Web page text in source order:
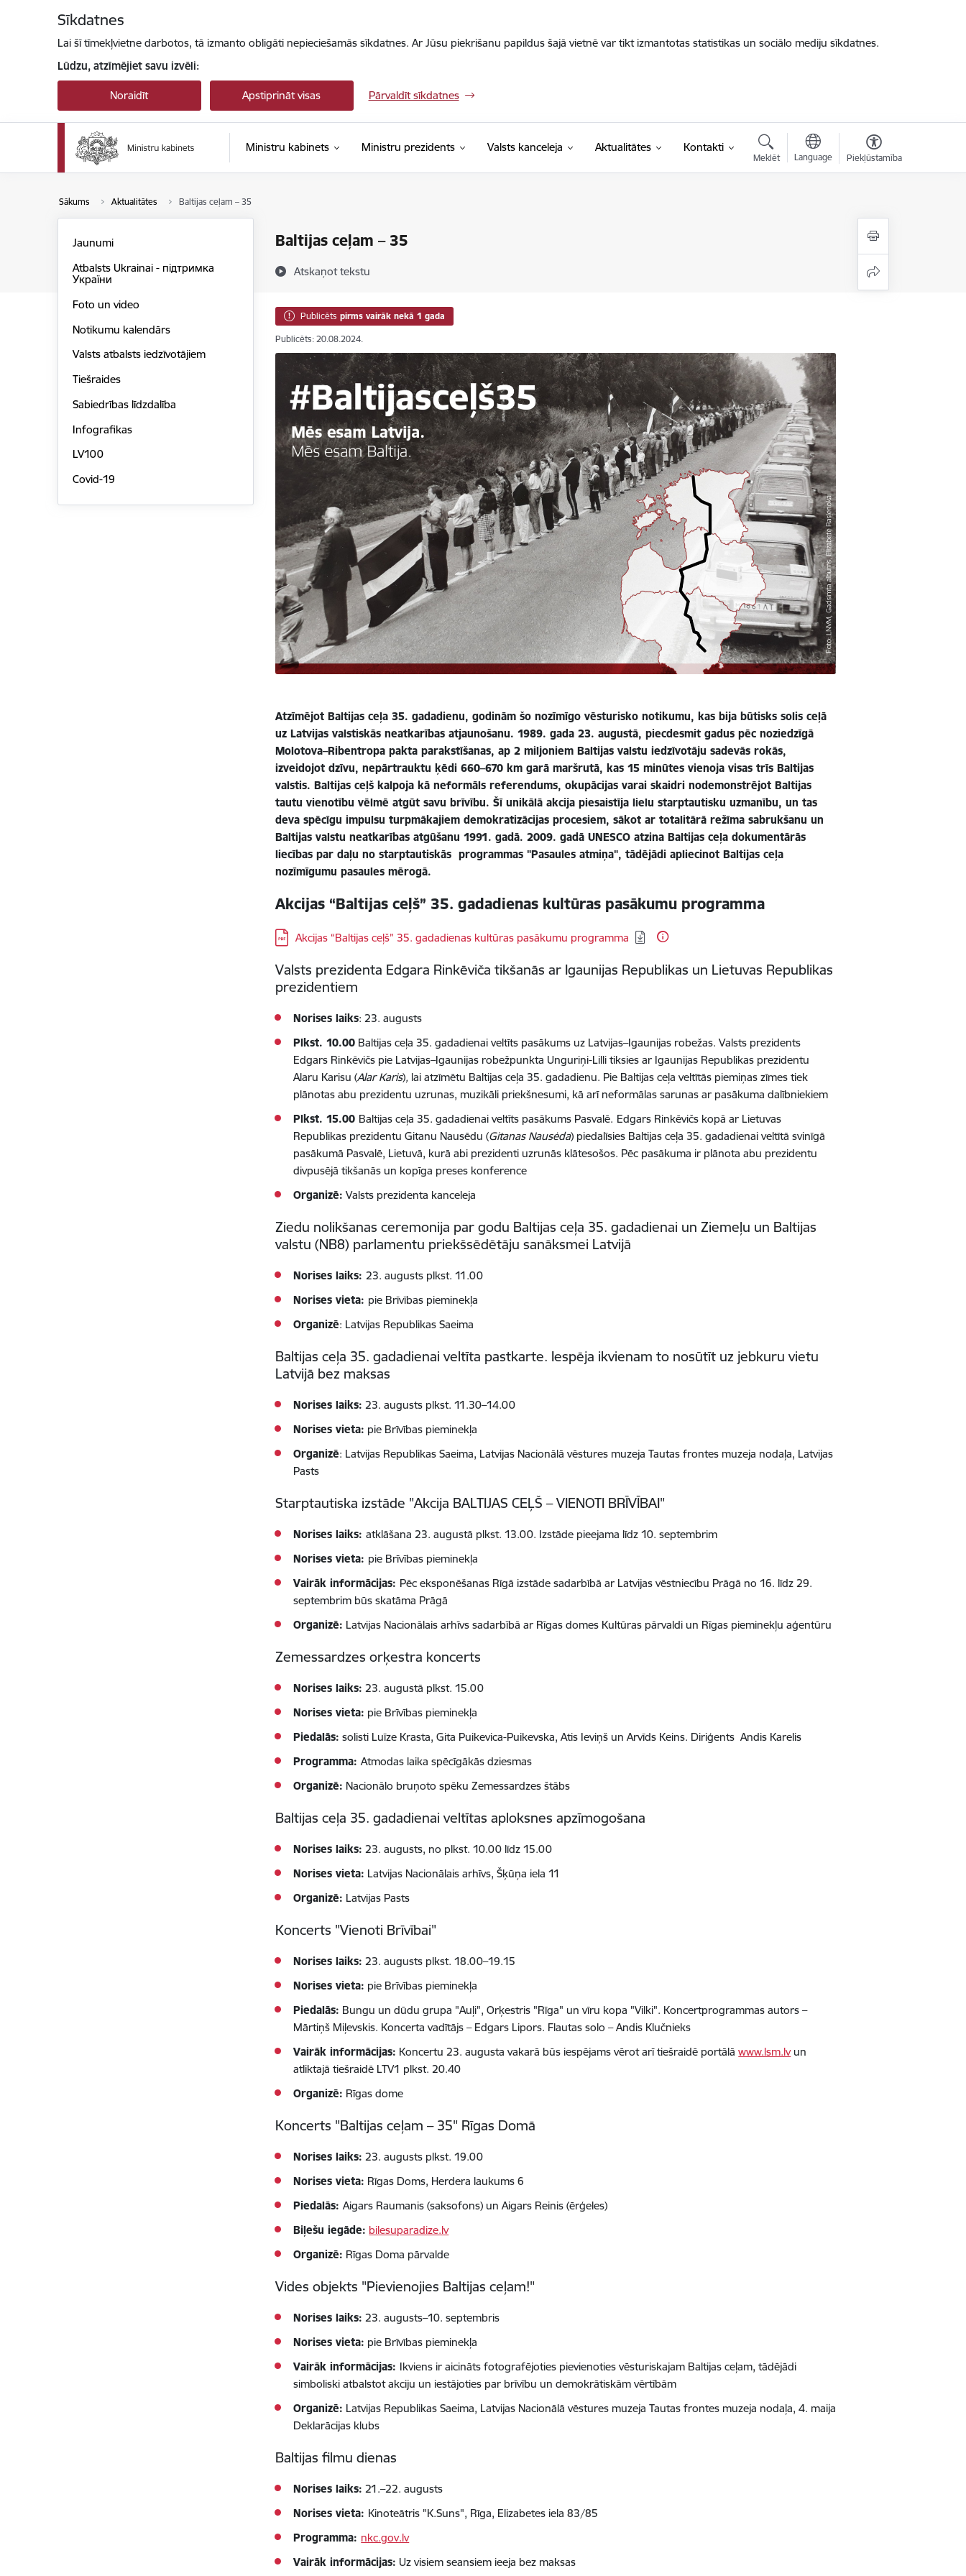
Sīkdatnes
Lai šī tīmekļvietne darbotos, tā izmanto obligāti nepieciešamās sīkdatnes. Ar Jūsu piekrišanu papildus šajā vietnē var tikt izmantotas statistikas un sociālo mediju sīkdatnes.
Lūdzu, atzīmējiet savu izvēli:
Noraidīt Apstiprināt visas Pārvaldīt sīkdatnes
Ministru kabinets Ministru prezidents Valsts kanceleja Aktualitātes Kontakti
Meklēt Language Piekļūstamība
Sākums Aktualitātes Baltijas ceļam – 35
Baltijas ceļam – 35
Atskaņot tekstu
Jaunumi
Atbalsts Ukrainai - підтримка
України
Foto un video
Notikumu kalendārs
Valsts atbalsts iedzīvotājiem
Tiešraides
Sabiedrības līdzdalība
Infografikas
LV100
Covid-19
Publicēts pirms vairāk nekā 1 gada
Publicēts: 20.08.2024.
Atzīmējot Baltijas ceļa 35. gadadienu, godinām šo nozīmīgo vēsturisko notikumu, kas bija būtisks solis ceļā
uz Latvijas valstiskās neatkarības atjaunošanu. 1989. gada 23. augustā, piecdesmit gadus pēc noziedzīgā
Molotova–Ribentropa pakta parakstīšanas, ap 2 miljoniem Baltijas valstu iedzīvotāju sadevās rokās,
izveidojot dzīvu, nepārtrauktu ķēdi 660–670 km garā maršrutā, kas 15 minūtes vienoja visas trīs Baltijas
valstis. Baltijas ceļš kalpoja kā neformāls referendums, okupācijas varai skaidri nodemonstrējot Baltijas
tautu vienotību vēlmē atgūt savu brīvību. Šī unikālā akcija piesaistīja lielu starptautisku uzmanību, un tas
deva spēcīgu impulsu turpmākajiem demokratizācijas procesiem, sākot ar totalitārā režīma sabrukšanu un
Baltijas valstu neatkarības atgūšanu 1991. gadā. 2009. gadā UNESCO atzina Baltijas ceļa dokumentārās
liecības par daļu no starptautiskās programmas "Pasaules atmiņa", tādējādi apliecinot Baltijas ceļa
nozīmīgumu pasaules mērogā.
Akcijas “Baltijas ceļš” 35. gadadienas kultūras pasākumu programma
Lejupielādēt:
Akcijas “Baltijas ceļš” 35. gadadienas kultūras pasākumu programma
Valsts prezidenta Edgara Rinkēviča tikšanās ar Igaunijas Republikas un Lietuvas Republikas
prezidentiem
Norises laiks: 23. augusts
Plkst. 10.00 Baltijas ceļa 35. gadadienai veltīts pasākums uz Latvijas–Igaunijas robežas. Valsts prezidents
Edgars Rinkēvičs pie Latvijas–Igaunijas robežpunkta Unguriņi-Lilli tiksies ar Igaunijas Republikas prezidentu
Alaru Karisu (Alar Karis), lai atzīmētu Baltijas ceļa 35. gadadienu. Pie Baltijas ceļa veltītās piemiņas zīmes tiek
plānotas abu prezidentu uzrunas, muzikāli priekšnesumi, kā arī neformālas sarunas ar pasākuma dalībniekiem
Plkst. 15.00 Baltijas ceļa 35. gadadienai veltīts pasākums Pasvalē. Edgars Rinkēvičs kopā ar Lietuvas
Republikas prezidentu Gitanu Nausēdu (Gitanas Nausėda) piedalīsies Baltijas ceļa 35. gadadienai veltītā svinīgā
pasākumā Pasvalē, Lietuvā, kurā abi prezidenti uzrunās klātesošos. Pēc pasākuma ir plānota abu prezidentu
divpusējā tikšanās un kopīga preses konference
Organizē: Valsts prezidenta kanceleja
Ziedu nolikšanas ceremonija par godu Baltijas ceļa 35. gadadienai un Ziemeļu un Baltijas
valstu (NB8) parlamentu priekšsēdētāju sanāksmei Latvijā
Norises laiks:23. augusts plkst. 11.00
Norises vieta: pie Brīvības pieminekļa
Organizē: Latvijas Republikas Saeima
Baltijas ceļa 35. gadadienai veltīta pastkarte. Iespēja ikvienam to nosūtīt uz jebkuru vietu
Latvijā bez maksas
Norises laiks: 23. augusts plkst. 11.30–14.00
Norises vieta: pie Brīvības pieminekļa
Organizē: Latvijas Republikas Saeima, Latvijas Nacionālā vēstures muzeja Tautas frontes muzeja nodaļa, Latvijas
Pasts
Starptautiska izstāde "Akcija BALTIJAS CEĻŠ – VIENOTI BRĪVĪBAI"
Norises laiks:atklāšana 23. augustā plkst. 13.00. Izstāde pieejama līdz 10. septembrim
Norises vieta: pie Brīvības pieminekļa
Vairāk informācijas: Pēc eksponēšanas Rīgā izstāde sadarbībā ar Latvijas vēstniecību Prāgā no 16. līdz 29.
septembrim būs skatāma Prāgā
Organizē: Latvijas Nacionālais arhīvs sadarbībā ar Rīgas domes Kultūras pārvaldi un Rīgas pieminekļu aģentūru
Zemessardzes orķestra koncerts
Norises laiks: 23. augustā plkst. 15.00
Norises vieta: pie Brīvības pieminekļa
Piedalās: solisti Luīze Krasta, Gita Puikevica-Puikevska, Atis Ieviņš un Arvīds Keins. Diriģents Andis Karelis
Programma:Atmodas laika spēcīgākās dziesmas
Organizē: Nacionālo bruņoto spēku Zemessardzes štābs
Baltijas ceļa 35. gadadienai veltītas aploksnes apzīmogošana
Norises laiks: 23. augusts, no plkst. 10.00 līdz 15.00
Norises vieta: Latvijas Nacionālais arhīvs, Šķūņa iela 11
Organizē: Latvijas Pasts
Koncerts "Vienoti Brīvībai"
Norises laiks: 23. augusts plkst. 18.00–19.15
Norises vieta: pie Brīvības pieminekļa
Piedalās: Bungu un dūdu grupa "Auļi", Orķestris "Rīga" un vīru kopa "Vilki". Koncertprogrammas autors –
Mārtiņš Miļevskis. Koncerta vadītājs – Edgars Lipors. Flautas solo – Andis Klučnieks
Vairāk informācijas: Koncertu 23. augusta vakarā būs iespējams vērot arī tiešraidē portālāwww.lsm.lvun
atliktajā tiešraidē LTV1 plkst. 20.40
Organizē: Rīgas dome
Koncerts "Baltijas ceļam – 35" Rīgas Domā
Norises laiks: 23. augusts plkst. 19.00
Norises vieta: Rīgas Doms, Herdera laukums 6
Piedalās:Aigars Raumanis (saksofons) un Aigars Reinis (ērģeles)
Biļešu iegāde: bilesuparadize.lv
Organizē: Rīgas Doma pārvalde
Vides objekts "Pievienojies Baltijas ceļam!"
Norises laiks: 23. augusts–10. septembris
Norises vieta: pie Brīvības pieminekļa
Vairāk informācijas: Ikviens ir aicināts fotografējoties pievienoties vēsturiskajam Baltijas ceļam, tādējādi
simboliski atbalstot akciju un iestājoties par brīvību un demokrātiskām vērtībām
Organizē: Latvijas Republikas Saeima, Latvijas Nacionālā vēstures muzeja Tautas frontes muzeja nodaļa, 4. maija
Deklarācijas klubs
Baltijas filmu dienas
Norises laiks: 21.–22. augusts
Norises vieta: Kinoteātris "K.Suns", Rīga, Elizabetes iela 83/85
Programma: nkc.gov.lv
Vairāk informācijas: Uz visiem seansiem ieeja bez maksas